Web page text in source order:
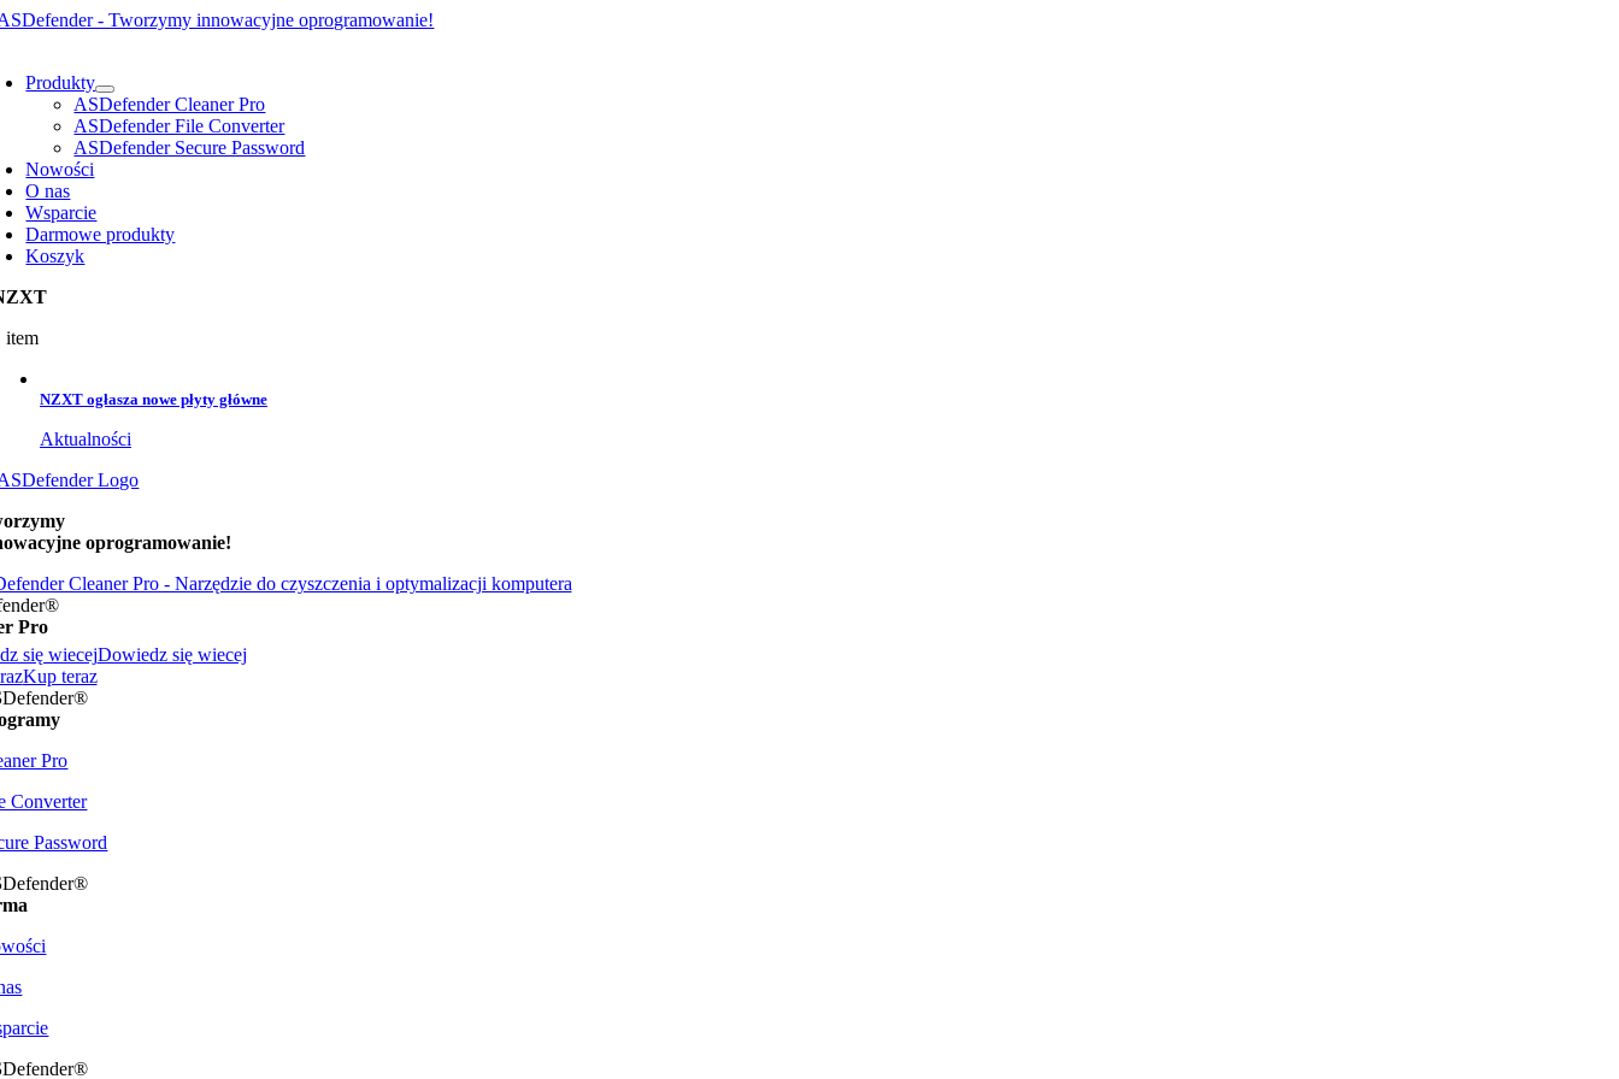
Przejdź
Produkty
ASDefender Cleaner Pro
ASDefender File Converter
ASDefender Secure Password
Nowości
O nas
Wsparcie
Darmowe produkty
Koszyk
item
NZXT ogłasza nowe płyty główne
Aktualności
oprogramowanie!
Pro
się wiecejDowiedz się wiecej
Kup teraz
Defender®
Pro
Converter
Password
Defender®
Defender®